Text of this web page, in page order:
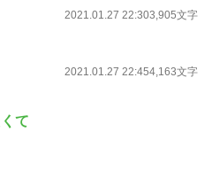
2021.01.27 22:303,905文字
2021.01.27 22:454,163文字
て